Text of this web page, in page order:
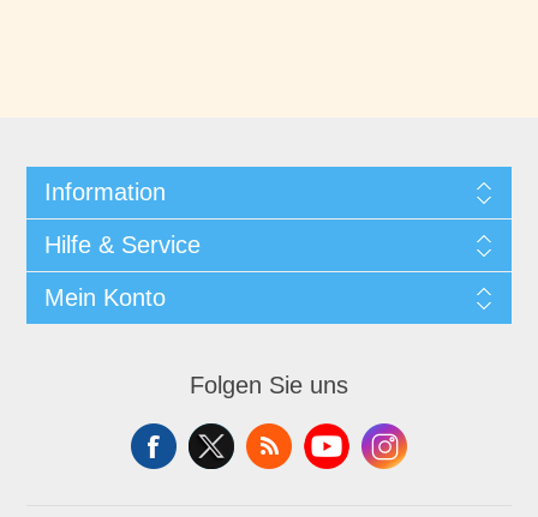
Information
Hilfe & Service
Mein Konto
Folgen Sie uns